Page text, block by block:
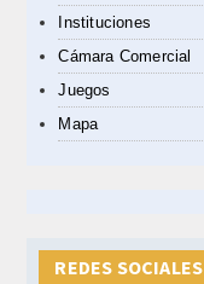
Instituciones
Cámara Comercial
Juegos
Mapa
REDES SOCIALES